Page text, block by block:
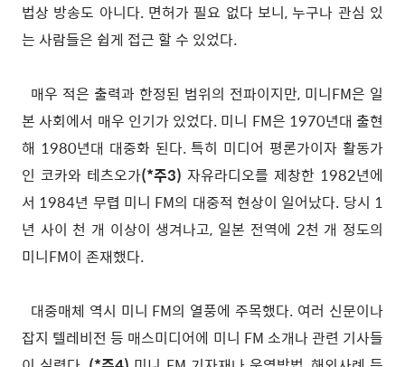
법상 방송도 아니다. 면허가 필요 없다 보니, 누구나 관심 있
는 사람들은 쉽게 접근 할 수 있었다.
매우 적은 출력과 한정된 범위의 전파이지만, 미니FM은 일
본 사회에서 매우 인기가 있었다. 미니 FM은 1970년대 출현
해 1980년대 대중화 된다. 특히 미디어 평론가이자 활동가
인 코카와 테츠오가(*주3) 자유라디오를 제창한 1982년에
서 1984년 무렵 미니 FM의 대중적 현상이 일어났다. 당시 1
년 사이 천 개 이상이 생겨나고, 일본 전역에 2천 개 정도의
미니FM이 존재했다.
대중매체 역시 미니 FM의 열풍에 주목했다. 여러 신문이나
잡지 텔레비전 등 매스미디어에 미니 FM 소개나 관련 기사들